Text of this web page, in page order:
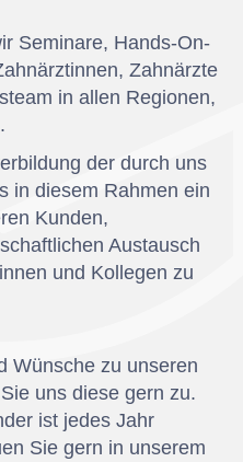
Seminare, Hands-On-
Zahnärzte
in allen Regionen,
der durch uns
in diesem Rahmen ein
Kunden,
Austausch
und Kollegen zu
Wünsche zu unseren
uns diese gern zu.
ist jedes Jahr
Sie gern in unserem